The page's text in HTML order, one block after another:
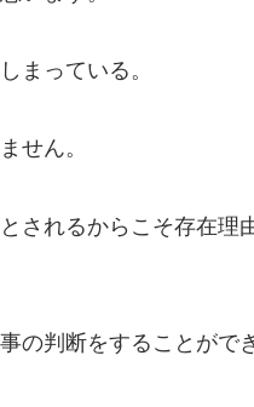
まっている。
せん。
されるからこそ存在理
の判断をすることがで